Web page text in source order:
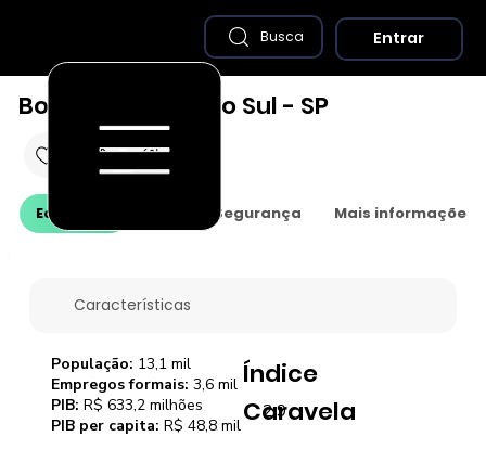
Características
Índice
Caravela
2,9
População: 13,1 mil
Empregos formais: 3,6 mil
PIB: R$ 633,2 milhões
PIB per capita: R$ 48,8 mil
Economia Saúde e Segurança Mais informações
Boa Esperança do Sul - SP
Busca Entrar